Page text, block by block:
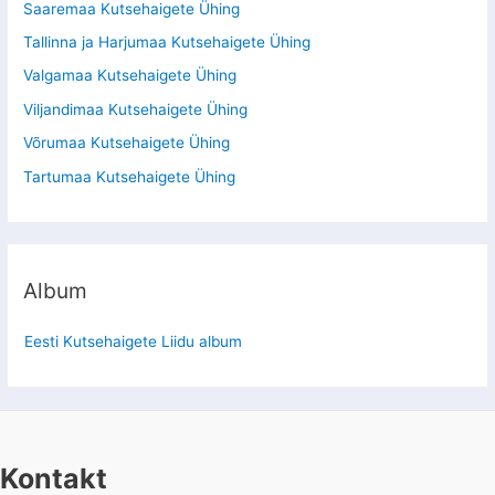
Saaremaa Kutsehaigete Ühing
Tallinna ja Harjumaa Kutsehaigete Ühing
Valgamaa Kutsehaigete Ühing
Viljandimaa Kutsehaigete Ühing
Võrumaa Kutsehaigete Ühing
Tartumaa Kutsehaigete Ühing
Album
Eesti Kutsehaigete Liidu album
Kontakt